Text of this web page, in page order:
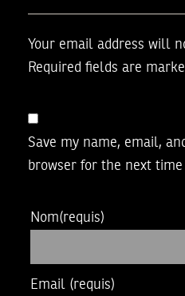
Your email address will
Required fields are
Save my name, email,
browser for the next
Nom(requis)
Email (requis)